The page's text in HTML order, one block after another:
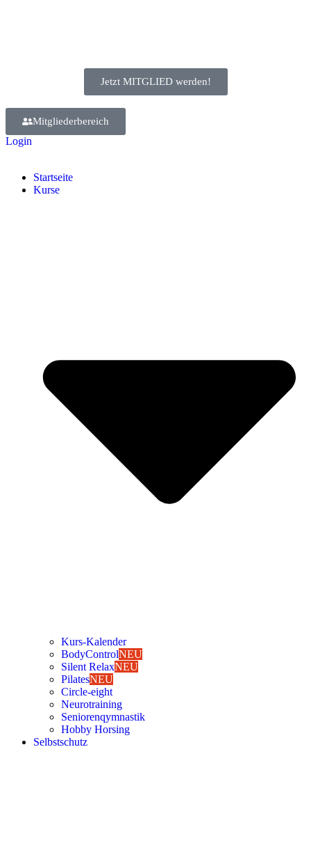
Jetzt MITGLIED werden!
Mitgliederbereich
Login
Start­sei­te
Kur­se
Kurs-Kalen­­der
Body­Con­trolNEU
Silent RelaxNEU
Pila­tesNEU
Cir­cle-eight
Neu­ro­trai­ning
Senio­ren­qym­nas­tik
Hob­by Hor­sing
Selbst­schutz